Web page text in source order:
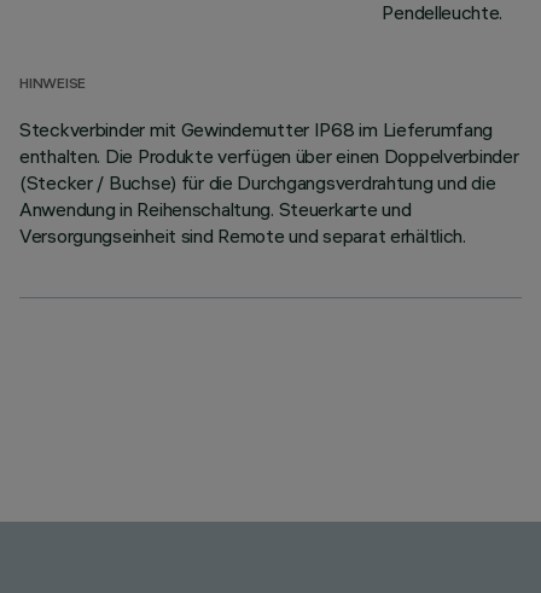
Pendelleuchte.
HINWEISE
Steckverbinder mit Gewindemutter IP68 im Lieferumfang
enthalten. Die Produkte verfügen über einen Doppelverbinder
(Stecker / Buchse) für die Durchgangsverdrahtung und die
Anwendung in Reihenschaltung. Steuerkarte und
Versorgungseinheit sind Remote und separat erhältlich.